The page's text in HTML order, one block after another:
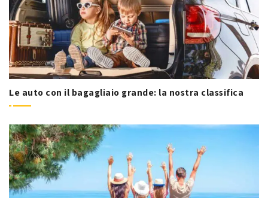
Le auto con il bagagliaio grande: la nostra classifica